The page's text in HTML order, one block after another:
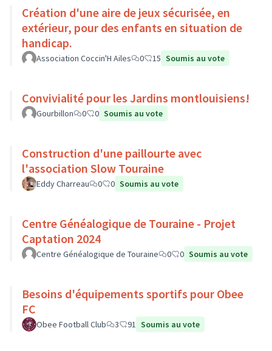
Création d'une aire de jeux sécurisée, en
extérieur, pour des enfants en situation de
handicap.
Association Coccin'H Ailes 0 15 Soumis au vote
Convivialité pour les Jardins montlouisiens!
Gourbillon 0 0 Soumis au vote
Construction d'une paillourte avec
l'association Slow Touraine
Eddy Charreau 0 0 Soumis au vote
Centre Généalogique de Touraine - Projet
Captation 2024
Centre Généalogique de Touraine 0 0 Soumis au vote
Besoins d'équipements sportifs pour Obee
FC
Obee Football Club 3 91 Soumis au vote